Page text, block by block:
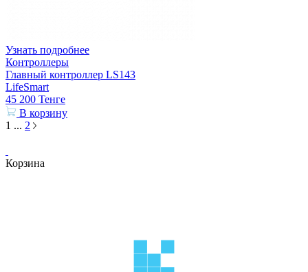
Узнать подробнее
Контроллеры
Главный контроллер LS143
LifeSmart
45 200 Тенге
В корзину
1 ... 2
Корзина